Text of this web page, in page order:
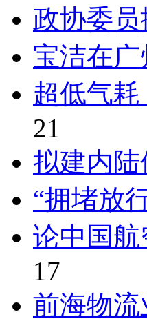
政协委
宝洁在
超低气
21
拟建内
“拥堵放
论中国
17
前海物